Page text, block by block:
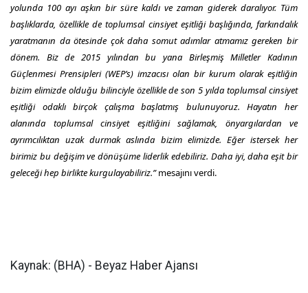
yolunda 100 ayı aşkın bir süre kaldı ve zaman giderek daralıyor. Tüm
başlıklarda, özellikle de toplumsal cinsiyet eşitliği başlığında, farkındalık
yaratmanın da ötesinde çok daha somut adımlar atmamız gereken bir
dönem. Biz de 2015 yılından bu yana Birleşmiş Milletler Kadının
Güçlenmesi Prensipleri (WEP’s) imzacısı olan bir kurum olarak eşitliğin
bizim elimizde olduğu bilinciyle özellikle de son 5 yılda toplumsal cinsiyet
eşitliği odaklı birçok çalışma başlatmış bulunuyoruz. Hayatın her
alanında toplumsal cinsiyet eşitliğini sağlamak, önyargılardan ve
ayrımcılıktan uzak durmak aslında bizim elimizde. Eğer istersek her
birimiz bu değişim ve dönüşüme liderlik edebiliriz. Daha iyi, daha eşit bir
geleceği hep birlikte kurgulayabiliriz.”mesajını verdi.
Kaynak: (BHA) - Beyaz Haber Ajansı